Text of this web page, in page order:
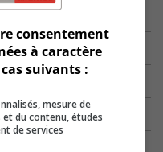
consentement
à caractère
suivants :
mesure de
du contenu, études
de services